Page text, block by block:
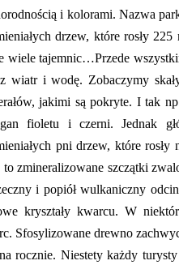
i kolorami. Nazwa
drzew, które rosły
wiele tajemnic…Przede
wiatr i wodę. Zobaczymy
jakimi są pokryte. I tak
fioletu i czerni. Jednak
pni drzew, które rosły
to zmineralizowane szczątki
i popiół wulkaniczny
kryształy kwarcu. W
Sfosylizowane drewno
rocznie. Niestety każdy